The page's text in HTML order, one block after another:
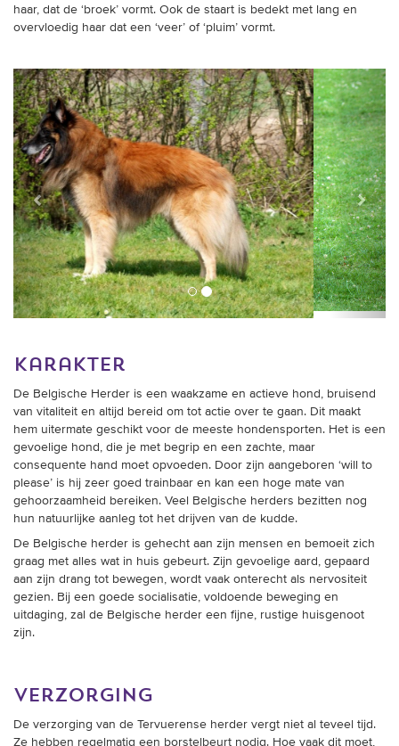
haar, dat de ‘broek’ vormt. Ook de staart is bedekt met lang en
overvloedig haar dat een ‘veer’ of ‘pluim’ vormt.
Vorige Verder
karakter
De Belgische Herder is een waakzame en actieve hond, bruisend
van vitaliteit en altijd bereid om tot actie over te gaan. Dit maakt
hem uitermate geschikt voor de meeste hondensporten. Het is een
gevoelige hond, die je met begrip en een zachte, maar
consequente hand moet opvoeden. Door zijn aangeboren ‘will to
please’ is hij zeer goed trainbaar en kan een hoge mate van
gehoorzaamheid bereiken. Veel Belgische herders bezitten nog
hun natuurlijke aanleg tot het drijven van de kudde.
De Belgische herder is gehecht aan zijn mensen en bemoeit zich
graag met alles wat in huis gebeurt. Zijn gevoelige aard, gepaard
aan zijn drang tot bewegen, wordt vaak onterecht als nervositeit
gezien. Bij een goede socialisatie, voldoende beweging en
uitdaging, zal de Belgische herder een fijne, rustige huisgenoot
zijn.
verzorging
De verzorging van de Tervuerense herder vergt niet al teveel tijd.
Ze hebben regelmatig een borstelbeurt nodig. Hoe vaak dit moet,